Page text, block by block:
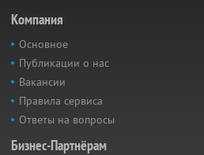
Компания
Основное
Публикации о нас
Вакансии
Правила сервиса
Ответы на вопросы
Бизнес-Партнёрам